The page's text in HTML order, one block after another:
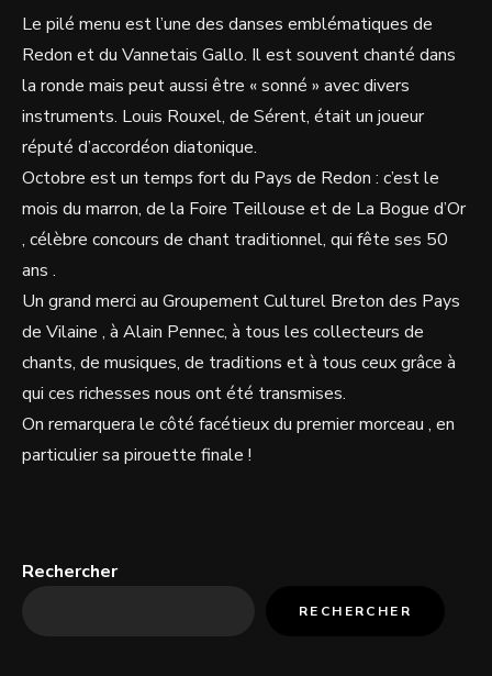
Le pilé menu est l’une des danses emblématiques de
Redon et du Vannetais Gallo. Il est souvent chanté dans
la ronde mais peut aussi être « sonné » avec divers
instruments. Louis Rouxel, de Sérent, était un joueur
réputé d’accordéon diatonique.
Octobre est un temps fort du Pays de Redon : c’est le
mois du marron, de la Foire Teillouse et de La Bogue d’Or
, célèbre concours de chant traditionnel, qui fête ses 50
ans .
Un grand merci au Groupement Culturel Breton des Pays
de Vilaine , à Alain Pennec, à tous les collecteurs de
chants, de musiques, de traditions et à tous ceux grâce à
qui ces richesses nous ont été transmises.
On remarquera le côté facétieux du premier morceau , en
particulier sa pirouette finale !
Rechercher
RECHERCHER